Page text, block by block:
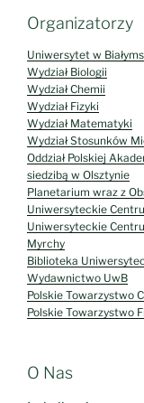
Organizatorzy
Uniwersytet w
Wydział Biologii
Wydział Chemii
Wydział Fizyki
Wydział Matematyki
Wydział Stosunków
Oddział Polskiej
siedzibą w Olsztynie
Planetarium wraz z
Uniwersyteckie
Uniwersyteckie
Myrchy
Biblioteka
Wydawnictwo UwB
Polskie Towarzystwo
Polskie Towarzystwo
O Nas